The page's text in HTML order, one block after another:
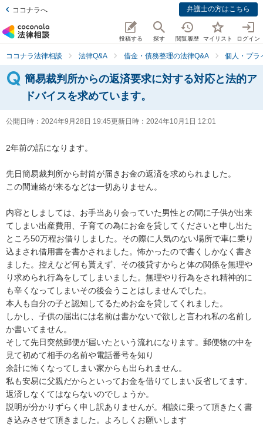
ココナラへ 弁護士の方はこちら
投稿する 探す 閲覧履歴 マイリスト ログイン
ココナラ法律相談 法律Q&A 借金・債務整理の法律Q&A 個人・プラ
簡易裁判所からの返済要求に対する対応と法的ア
ドバイスを求めています。
公開日時： 2024年9月28日 19:45更新日時： 2024年10月1日 12:01
2年前の話になります。
先日簡易裁判所から封筒が届きお金の返済を求められました。
この間連絡が来るなどは一切ありません。
内容としましては、お手当あり会っていた男性との間に子供が出来
てしまい出産費用、子育ての為にお金を貸してくださいと申し出た
ところ50万程お借りしました。その際に人気のない場所で車に乗り
込まされ借用書を書かされました。怖かったので書くしかなく書き
ました。控えなど何も貰えず、その後貸すからと体の関係を無理や
り求められ行為をしてしまいました。無理やり行為をされ精神的に
も辛くなってしまいその後会うことはしませんでした。
本人も自分の子と認知してるためお金を貸してくれました。
しかし、子供の届出には名前は書かないで欲しと言われ私の名前し
か書いてません。
そして先日突然郵便が届いたという流れになります。郵便物の中を
見て初めて相手の名前や電話番号を知り
余計に怖くなってしまい家からも出られません。
私も安易に父親だからといってお金を借りてしまい反省してます。
返済しなくてはならないのでしょうか。
説明が分かりずらく申し訳ありませんが。相談に乗って頂きたく書
き込みさせて頂きました。よろしくお願いします